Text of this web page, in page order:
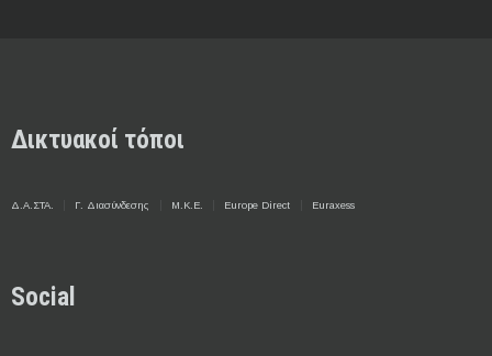
Δικτυακοί τόποι
Δ.Α.ΣΤΑ. Γ. Διασύνδεσης Μ.Κ.Ε. Europe Direct Euraxess
Social